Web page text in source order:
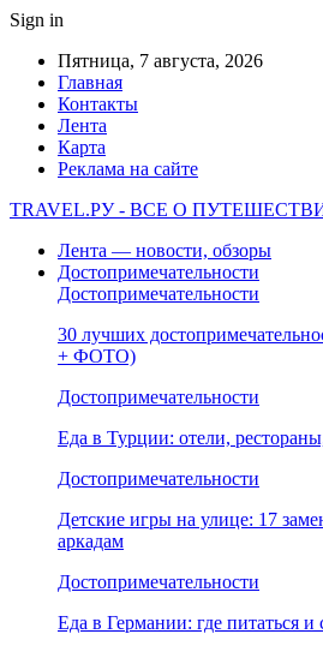
Sign in
Пятница, 7 августа, 2026
Главная
Контакты
Лента
Карта
Реклама на сайте
TRAVEL.РУ - ВСЕ О
Лента — новости, обзоры
Достопримечательности
Достопримечательности
30 лучших
+ ФОТО)
Достопримечательности
Еда в Турции: отели,
Достопримечательности
Детские игры на улице: 17
аркадам
Достопримечательности
Еда в Германии: где питаться и